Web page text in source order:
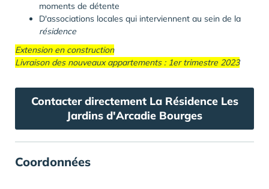
moments de détente
D'associations locales qui interviennent au sein de la
résidence
Extension en construction
Livraison des nouveaux appartements : 1er trimestre 2023
Contacter directement La Résidence Les
Jardins d'Arcadie Bourges
Coordonnées